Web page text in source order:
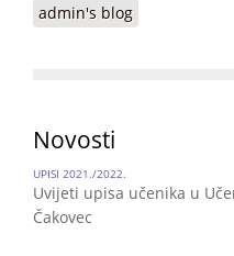
admin's blog
Novosti
UPISI 2021./2022.
Uvijeti upisa učenika u
Čakovec